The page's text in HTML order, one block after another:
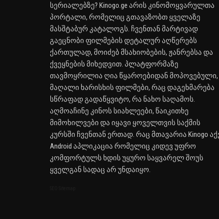
სერიალებზე? Kinogo.ge არის კინომოყვარულთა
პორტალი, რომელიც გთავაზობთ ყველაზე
მასშტაბურ კატალოგს. ჩვენთან მარტივად
გაეცნობი ფილმების დეტალურ აღწერებს
ქართულად, მოიძებ მსახიობების, ჟანრებსა და
ქვეყნების მიხედვით. პლატფორმაზე
თავმოყრილია ღია წყაროებიდან მოპოვებული,
მაღალი ხარისხის ფილმები, რაც დაგეხმარება
სწრაფად გადაწყვიტო, რა ნახო საღამოს.
აღმოაჩინე კინოს სიახლეები, წაიკითხე
მიმოხილვები და იყავი ყოველთვის საქმის
კურსში ჩვენთან ერთად. რაც მთავარია Kinogo
Android აპლიკაცია რომელიც კიდევ უფრო
კომფორტულს ხდის უყურო საყვარელ შოუს
ყველგან სადაც არ უნდაიყო.